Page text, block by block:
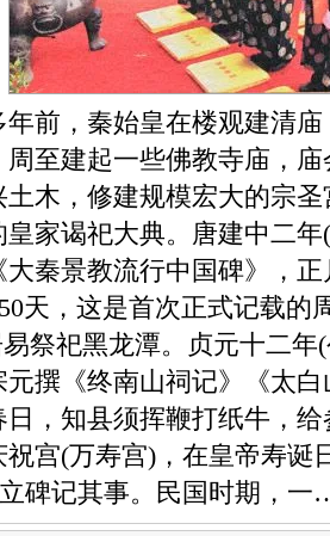
，秦始皇在楼观建清庙
至建起一些佛教寺庙，
木，修建规模宏大的宗
家谒祀大典。唐建中二
秦景教流行中国碑》，
天，这是首次正式记载的
祭祀黑龙潭。贞元十二
撰《终南山祠记》《太
，知县须挥鞭打纸牛，
宫(万寿宫)，在皇帝寿诞
碑记其事。民国时期，